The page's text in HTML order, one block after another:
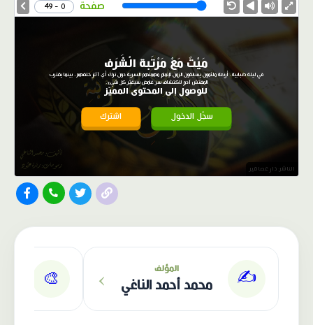
صفحة 0 - 49
مَيْتٌ مَعْ مَرْتَبة الْشَرَف
في ليلة ضبابية، أربعة ملثمون يسابقون الزمن لإتمام مهمتهم السرية دون ترك أي آثار خلفهم، بينما يقترب
المفتش آدم لاكتشاف سر غامض سيغيّر كل شيء.
للوصول إلى المحتوى المميّز
سجّل الدخول اشترك
الناشر: دار عصافير
✍️ المؤلف
محمد أحمد الناغي ›
🎨